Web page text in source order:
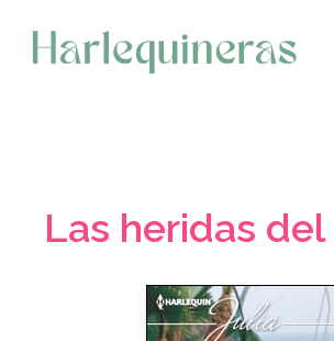
contenido
Las heridas